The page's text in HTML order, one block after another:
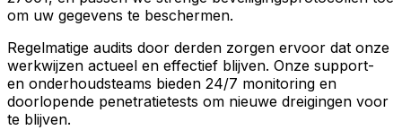
om uw gegevens te beschermen.
Regelmatige audits door derden zorgen ervoor dat onze
werkwijzen actueel en effectief blijven. Onze support-
en onderhoudsteams bieden 24/7 monitoring en
doorlopende penetratietests om nieuwe dreigingen voor
te blijven.